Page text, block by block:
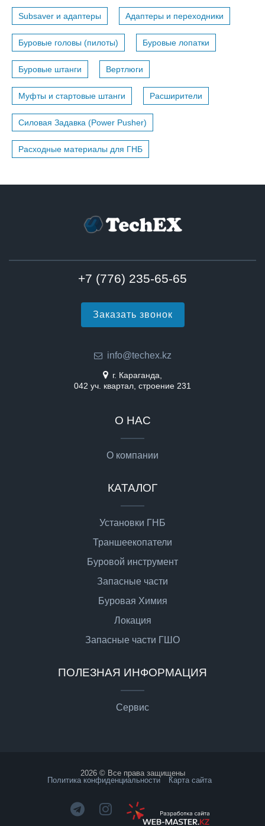
Subsaver и адаптеры Адаптеры и переходники
Буровые головы (пилоты) Буровые лопатки
Буровые штанги Вертлюги
Муфты и стартовые штанги Расширители
Силовая Задавка (Power Pusher)
Расходные материалы для ГНБ
+7 (776) 235-65-65
Заказать звонок
info@techex.kz
г. Караганда,
042 уч. квартал, строение 231
О НАС
О компании
КАТАЛОГ
Установки ГНБ
Траншеекопатели
Буровой инструмент
Запасные части
Буровая Химия
Локация
Запасные части ГШО
ПОЛЕЗНАЯ ИНФОРМАЦИЯ
Сервис
2026 © Все права защищены
Политика конфиденциальности
Карта сайта